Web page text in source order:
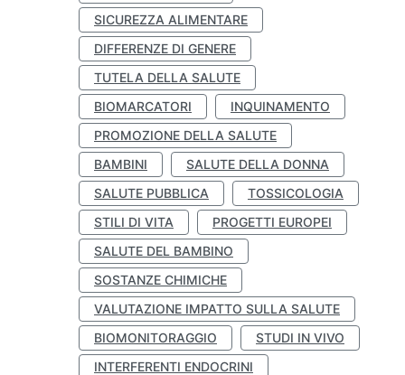
SICUREZZA ALIMENTARE
DIFFERENZE DI GENERE
TUTELA DELLA SALUTE
BIOMARCATORI
INQUINAMENTO
PROMOZIONE DELLA SALUTE
BAMBINI
SALUTE DELLA DONNA
SALUTE PUBBLICA
TOSSICOLOGIA
STILI DI VITA
PROGETTI EUROPEI
SALUTE DEL BAMBINO
SOSTANZE CHIMICHE
VALUTAZIONE IMPATTO SULLA SALUTE
BIOMONITORAGGIO
STUDI IN VIVO
INTERFERENTI ENDOCRINI